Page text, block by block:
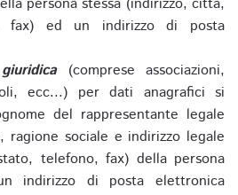
fax) ed un indirizzo di posta
(comprese associazioni,
ecc...) per dati anagrafici si
del rappresentante legale
ragione sociale e indirizzo legale
telefono, fax) della persona
indirizzo di posta elettronica